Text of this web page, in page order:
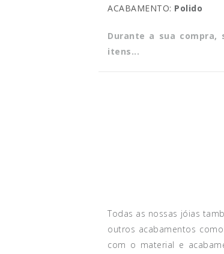
ACABAMENTO: Polido
Durante a sua compra,
itens...
Todas as nossas jóias
outros acabamentos
com o material e